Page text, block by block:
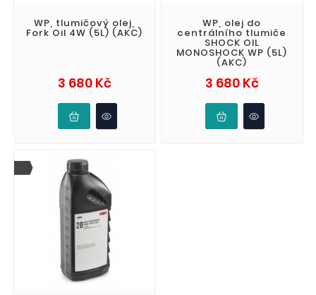
WP, tlumičový olej,
Fork Oil 4W (5L) (AKC)
3 680 KčCena
WP, olej do
centrálního tlumiče
SHOCK OIL
MONOSHOCK WP (5L)
(AKC)
3 680 KčCena